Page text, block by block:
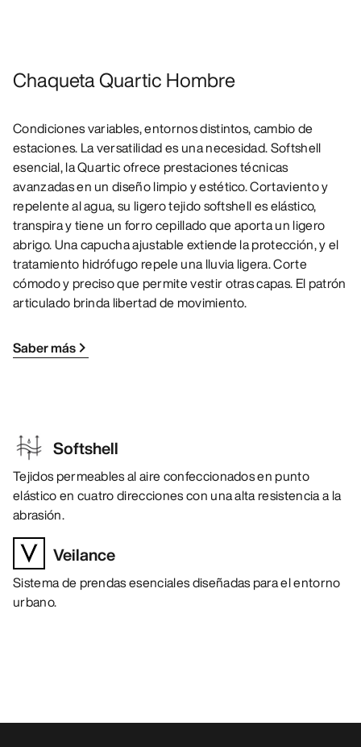
Chaqueta Quartic Hombre
Condiciones variables, entornos distintos, cambio de
estaciones. La versatilidad es una necesidad. Softshell
esencial, la Quartic ofrece prestaciones técnicas
avanzadas en un diseño limpio y estético. Cortaviento y
repelente al agua, su ligero tejido softshell es elástico,
transpira y tiene un forro cepillado que aporta un ligero
abrigo. Una capucha ajustable extiende la protección, y el
tratamiento hidrófugo repele una lluvia ligera. Corte
cómodo y preciso que permite vestir otras capas. El patrón
articulado brinda libertad de movimiento.
Saber más
Softshell
Tejidos permeables al aire confeccionados en punto
elástico en cuatro direcciones con una alta resistencia a la
abrasión.
Veilance
Sistema de prendas esenciales diseñadas para el entorno
urbano.